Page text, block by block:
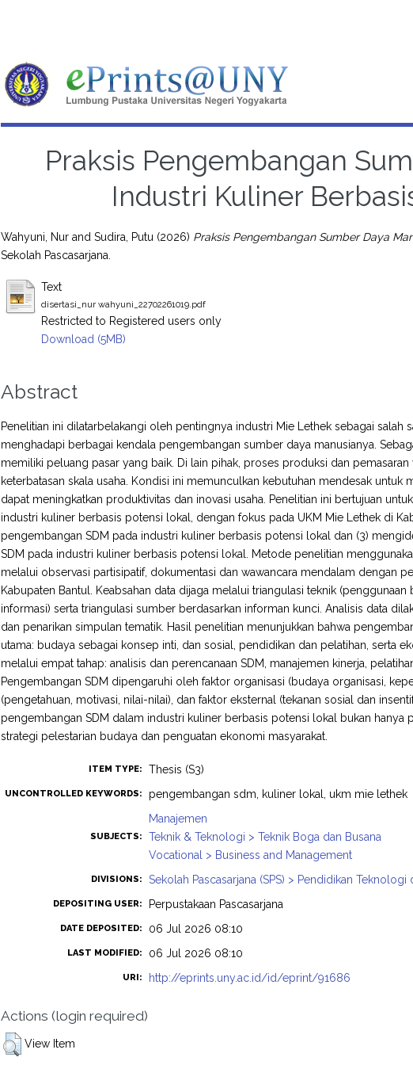
Praksis Pengembangan
Industri Kuliner
Wahyuni, Nur andSudira, Putu (2026) Praksis Pengembangan Sumber Daya
Sekolah Pascasarjana.
Text
disertasi_nur wahyuni_22702261019.pdf
Restricted to Registered users only
Download (5MB)
Abstract
Penelitian ini dilatarbelakangi oleh pentingnya industri Mie Lethek sebagai
menghadapi berbagai kendala pengembangan sumber daya manusianya.
memiliki peluang pasar yang baik. Di lain pihak, proses produksi dan
keterbatasan skala usaha. Kondisi ini memunculkan kebutuhan mendesak untuk
dapat meningkatkan produktivitas dan inovasi usaha. Penelitian ini bertujuan
industri kuliner berbasis potensi lokal, dengan fokus pada UKM Mie Lethek di
pengembangan SDM pada industri kuliner berbasis potensi lokal dan (3)
SDM pada industri kuliner berbasis potensi lokal. Metode penelitian
melalui observasi partisipatif, dokumentasi dan wawancara mendalam dengan
Kabupaten Bantul. Keabsahan data dijaga melalui triangulasi teknik
informasi) serta triangulasi sumber berdasarkan informan kunci. Analisis data
dan penarikan simpulan tematik. Hasil penelitian menunjukkan bahwa
utama: budaya sebagai konsep inti, dan sosial, pendidikan dan pelatihan, serta
melalui empat tahap: analisis dan perencanaan SDM, manajemen kinerja,
Pengembangan SDM dipengaruhi oleh faktor organisasi (budaya organisasi,
(pengetahuan, motivasi, nilai-nilai), dan faktor eksternal (tekanan sosial dan
pengembangan SDM dalam industri kuliner berbasis potensi lokal bukan hanya
strategi pelestarian budaya dan penguatan ekonomi masyarakat.
ITEM TYPE: Thesis (S3)
UNCONTROLLED KEYWORDS: pengembangan sdm, kuliner lokal, ukm mie lethek
SUBJECTS:
Manajemen
Teknik & Teknologi > Teknik Boga dan Busana
Vocational > Business and Management
DIVISIONS: Sekolah Pascasarjana (SPS) > Pendidikan Teknologi
DEPOSITING USER: Perpustakaan Pascasarjana
DATE DEPOSITED: 06 Jul 2026 08:10
LAST MODIFIED: 06 Jul 2026 08:10
URI: http://eprints.uny.ac.id/id/eprint/91686
Actions (login required)
View Item